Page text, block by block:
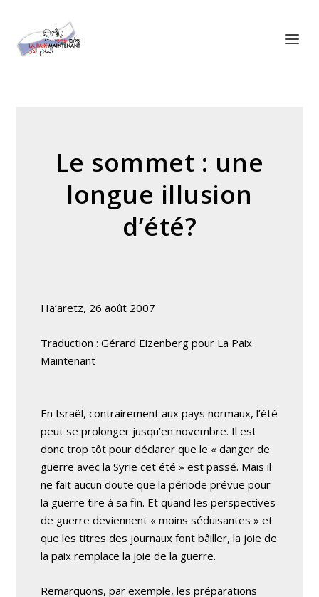
Le sommet : une
longue illusion
d’été?
Ha’aretz, 26 août 2007
Traduction : Gérard Eizenberg pour La Paix
Maintenant
En Israël, contrairement aux pays normaux, l’été
peut se prolonger jusqu’en novembre. Il est
donc trop tôt pour déclarer que le « danger de
guerre avec la Syrie cet été » est passé. Mais il
ne fait aucun doute que la période prévue pour
la guerre tire à sa fin. Et quand les perspectives
de guerre deviennent « moins séduisantes » et
que les titres des journaux font bâiller, la joie de
la paix remplace la joie de la guerre.
Remarquons, par exemple, les préparations